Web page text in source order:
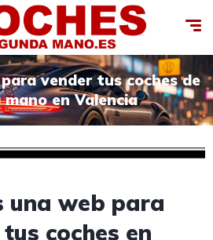
vender tus coches de
en Valencia
una web para
coches en